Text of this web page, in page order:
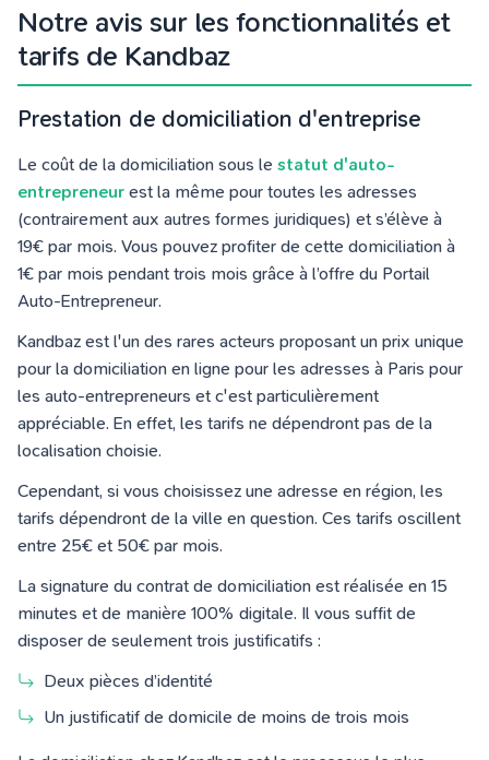
Notre avis sur les fonctionnalités et
tarifs de Kandbaz
Prestation de domiciliation d'entreprise
Le coût de la domiciliation sous le statut d'auto-
entrepreneur est la même pour toutes les adresses
(contrairement aux autres formes juridiques) et s’élève à
19€ par mois. Vous pouvez profiter de cette domiciliation à
1€ par mois pendant trois mois grâce à l’offre du Portail
Auto-Entrepreneur.
Kandbaz est l'un des rares acteurs proposant un prix unique
pour la domiciliation en ligne pour les adresses à Paris pour
les auto-entrepreneurs et c'est particulièrement
appréciable. En effet, les tarifs ne dépendront pas de la
localisation choisie.
Cependant, si vous choisissez une adresse en région, les
tarifs dépendront de la ville en question. Ces tarifs oscillent
entre 25€ et 50€ par mois.
La signature du contrat de domiciliation est réalisée en 15
minutes et de manière 100% digitale. Il vous suffit de
disposer de seulement trois justificatifs :
Deux pièces d’identité
Un justificatif de domicile de moins de trois mois